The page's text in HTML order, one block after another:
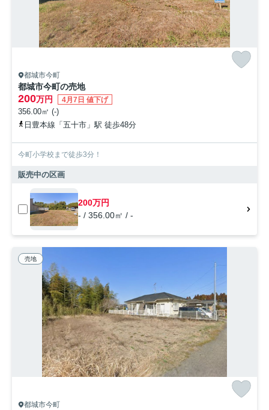
都城市今町
都城市今町の売地
200万円 4月7日 値下げ
356.00㎡ (-)
日豊本線「五十市」駅 徒歩48分
今町小学校まで徒歩3分！
販売中の区画
200万円
- / 356.00㎡ / -
売地
都城市今町